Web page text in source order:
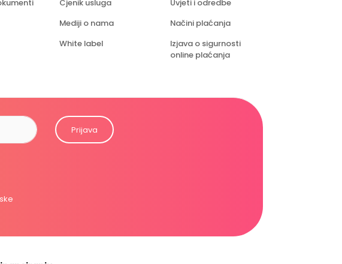
Cjenik usluga
Mediji o nama
White label
Uvjeti i odredbe
Načini plaćanja
Izjava o sigurnosti
online plaćanja
Prijava